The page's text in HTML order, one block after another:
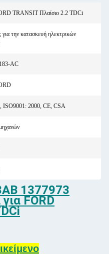
TRANSIT Πλαίσιο 2.2 TDCi
για την κατασκευή ηλεκτρικών
AC
ISO9001: 2000, CE, CSA
1377973
FORD